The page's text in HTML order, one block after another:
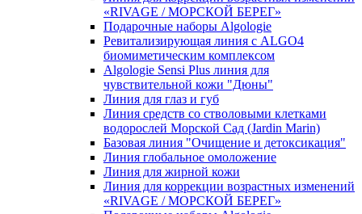
«RIVAGE / МОРСКОЙ БЕРЕГ»
Подарочные наборы Algologie
Ревитализирующая линия с ALGO4
биомиметическим комплексом
Algologie Sensi Plus линия для
чувcтвительной кожи "Дюны"
Линия для глаз и губ
Линия средств со стволовыми клетками
водорослей Морской Сад (Jardin Marin)
Базовая линия "Очищение и детоксикация"
Линия глобальное омоложение
Линия для жирной кожи
Линия для коррекции возрастных изменений
«RIVAGE / МОРСКОЙ БЕРЕГ»